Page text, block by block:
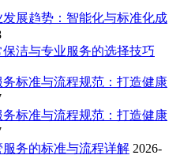
展趋势：智能化与标准化成
洁与专业服务的选择技巧
标准与流程规范：打造健康
标准与流程规范：打造健康
务的标准与流程详解 2026-